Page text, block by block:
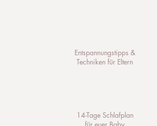
Entspannungstipps &
Techniken für Eltern
14-Tage Schlafplan